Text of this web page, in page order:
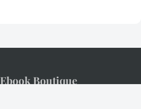
Ebook Boutique